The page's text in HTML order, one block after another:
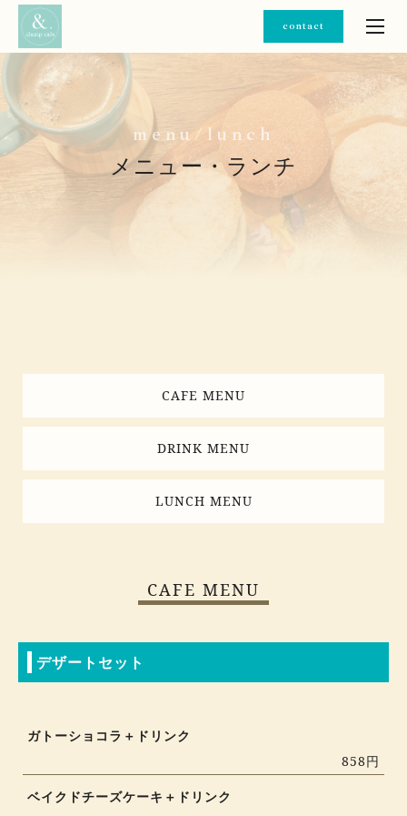
contact
メニュー・ランチ
me n u / l u n c h
CAFE MENU
DRINK MENU
LUNCH MENU
CAFE MENU
デザートセット
ガトーショコラ＋ドリンク
858円
ベイクドチーズケーキ＋ドリンク